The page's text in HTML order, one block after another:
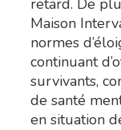
Maison
normes
continuant
survivants,
de santé
en situation